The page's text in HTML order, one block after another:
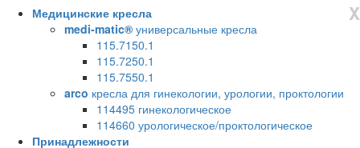
X
Медицинские кресла
medi-matic® универсальные кресла
115.7150.1
115.7250.1
115.7550.1
arco кресла для гинекологии, урологии, проктологии
114495 гинекологическое
114660 урологическое/проктологическое
Принадлежности